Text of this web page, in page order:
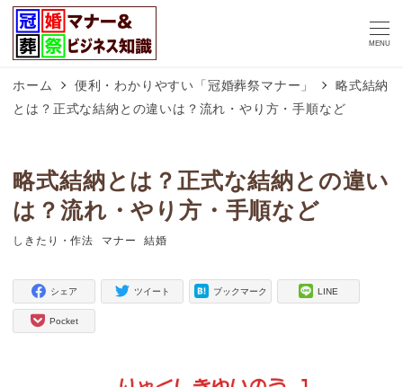
MENU
ホーム 便利・わかりやすい「冠婚葬祭マナー」
略式結納
とは？正式な結納との違いは？流れ・やり方・手順など
略式結納とは？正式な結納との違い
は？流れ・やり方・手順など
タグ
しきたり・作法
タグ
マナー
タグ
結婚
シェア ツイート ブックマーク LINE
Pocket